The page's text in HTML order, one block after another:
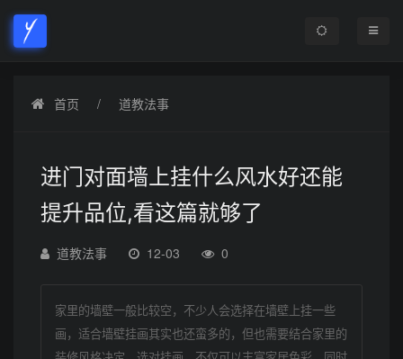
首页 道教法事
进门对面墙上挂什么风水好还能
提升品位,看这篇就够了
道教法事 12-03 0
家里的墙壁一般比较空，不少人会选择在墙壁上挂一些
画，适合墙壁挂画其实也还蛮多的，但也需要结合家里的